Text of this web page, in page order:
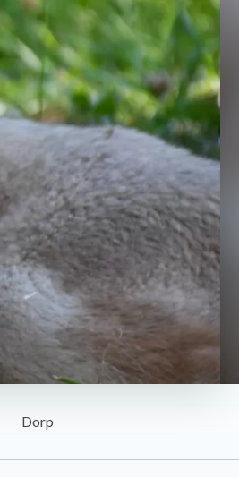
Dorp